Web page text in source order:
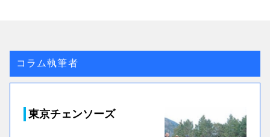
コラム執筆者
東京チェンソーズ